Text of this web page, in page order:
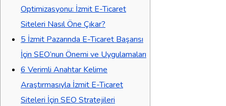
Optimizasyonu: İzmit E-Ticaret
Siteleri Nasıl Öne Çıkar?
5 İzmit Pazarında E-Ticaret Başarısı
İçin SEO’nun Önemi ve Uygulamaları
6 Verimli Anahtar Kelime
Araştırmasıyla İzmit E-Ticaret
Siteleri İçin SEO Stratejileri